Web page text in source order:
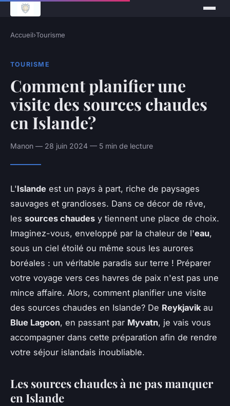
Accueil›Tourisme
TOURISME
Comment planifier une
visite des sources chaudes
en Islande?
Manon — 28 juin 2024 — 5 min de lecture
L'Islande est un pays à part, riche de paysages
sauvages et grandioses. Dans ce décor de rêve,
les sources chaudes y tiennent une place de choix.
Imaginez-vous, enveloppé par la chaleur de l'eau,
sous un ciel étoilé ou même sous les aurores
boréales : un véritable paradis sur terre ! Préparer
votre voyage vers ces havres de paix n'est pas une
mince affaire. Alors, comment planifier une visite
des sources chaudes en Islande? De Reykjavik au
Blue Lagoon, en passant par Myvatn, je vais vous
accompagner dans cette préparation afin de rendre
votre séjour islandais inoubliable.
Les sources chaudes à ne pas manquer
en Islande